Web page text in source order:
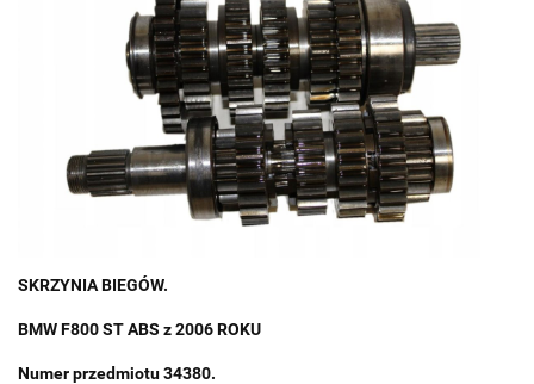
SKRZYNIA BIEGÓW.
BMW F800 ST ABS z 2006 ROKU
Numer przedmiotu 34380.